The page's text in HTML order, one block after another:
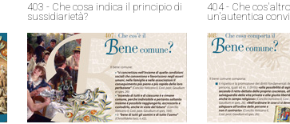
403 - Che cosa indica il principio di
sussidiarietà?
404 - Che
un'autentica